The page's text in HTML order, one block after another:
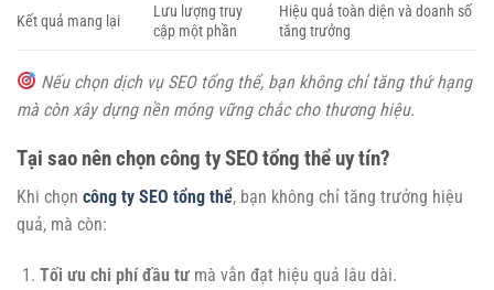
Kết quả mang lại
Lưu lượng truy
cập một phần
Hiệu quả toàn diện và doanh số
tăng trưởng
Nếu chọn dịch vụ SEO tổng thể, bạn không chỉ tăng thứ hạng
mà còn xây dựng nền móng vững chắc cho thương hiệu.
Tại sao nên chọn công ty SEO tổng thể uy tín?
Khi chọn công ty SEO tổng thể, bạn không chỉ tăng trưởng hiệu
quả, mà còn:
Tối ưu chi phí đầu tưmà vẫn đạt hiệu quả lâu dài.